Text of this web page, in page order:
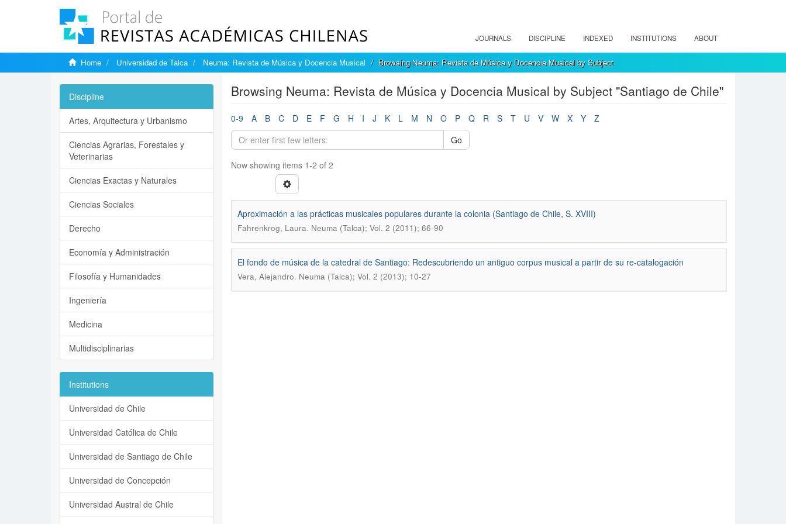
JOURNALS DISCIPLINE INDEXED INSTITUTIONS ABOUT
Home Universidad de Talca Neuma: Revista de Música y Docencia Musical Browsing Neuma: Revista de Música y Docencia Musical by Subject
Browsing Neuma: Revista de Música y Docencia Musical by Subject "Santiago de Chile"
0-9 A B C D E F G H I J K L M N O P Q R S T U V W X Y
Z
Go
Now showing items 1-2 of 2
Aproximación a las prácticas musicales populares durante la colonia (Santiago de Chile, S. XVIII)
Fahrenkrog, Laura. Neuma (Talca); Vol. 2 (2011); 66-90
El fondo de música de la catedral de Santiago: Redescubriendo un antiguo corpus musical a partir de su re-catalogación
Vera, Alejandro. Neuma (Talca); Vol. 2 (2013); 10-27
Discipline
Artes, Arquitectura y Urbanismo
Ciencias Agrarias, Forestales y
Veterinarias
Ciencias Exactas y Naturales
Ciencias Sociales
Derecho
Economía y Administración
Filosofía y Humanidades
Ingeniería
Medicina
Multidisciplinarias
Institutions
Universidad de Chile
Universidad Católica de Chile
Universidad de Santiago de Chile
Universidad de Concepción
Universidad Austral de Chile